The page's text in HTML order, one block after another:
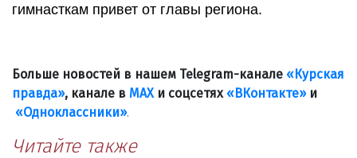
гимнасткам привет от главы региона.
Больше новостей в нашем Telegram-канале «Курская
правда», канале в МАХ и соцсетях «ВКонтакте»и
«Одноклассники».
Читайте также